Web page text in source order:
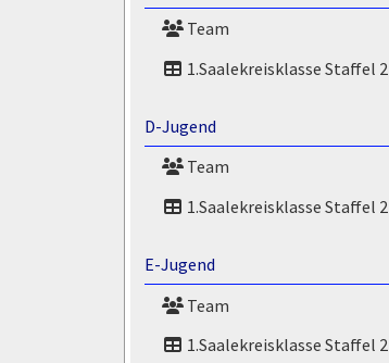
Team
1.Saalekreisklasse Staffel 2
D-Jugend
Team
1.Saalekreisklasse Staffel 2
E-Jugend
Team
1.Saalekreisklasse Staffel 2